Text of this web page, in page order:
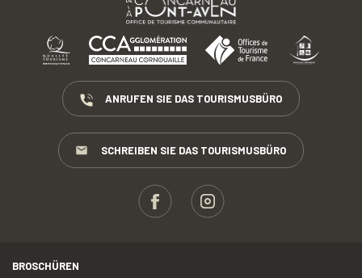
ANRUFEN SIE DAS TOURISMUSBÜRO
SCHREIBEN SIE DAS TOURISMUSBÜRO
BROSCHÜREN